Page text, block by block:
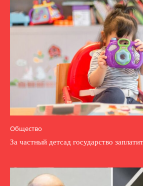
Общество
За частный детсад государство